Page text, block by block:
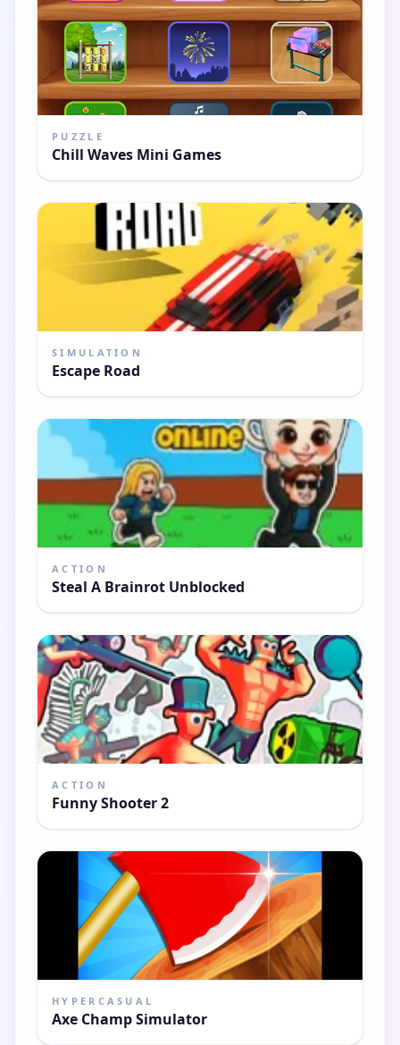
PUZZLE
Chill Waves Mini Games
SIMULATION
Escape Road
ACTION
Steal A Brainrot Unblocked
ACTION
Funny Shooter 2
HYPERCASUAL
Axe Champ Simulator